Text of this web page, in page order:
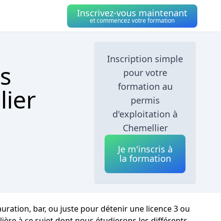
Inscrivez-vous maintenant
et commencez votre formation
Inscription simple
pour votre
formation au
permis
d'exploitation à
Chemellier
Je m'inscris à
la formation
bar, ou juste pour détenir une licence 3 ou